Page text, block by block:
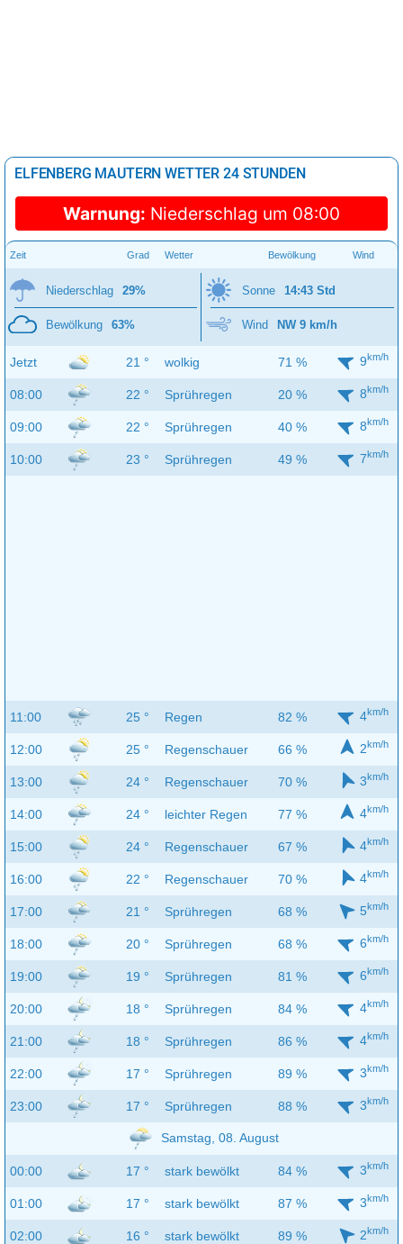
ELFENBERG MAUTERN WETTER 24 STUNDEN
Warnung: Niederschlag um 08:00
Zeit Grad Wetter Bewölkung Wind
Niederschlag 29%
Bewölkung 63%
Sonne 14:43 Std
Wind NW 9 km/h
Jetzt 21 ° wolkig 71 % 9km/h
08:00 22 ° Sprühregen 20 % 8km/h
09:00 22 ° Sprühregen 40 % 8km/h
10:00 23 ° Sprühregen 49 % 7km/h
11:00 25 ° Regen 82 % 4km/h
12:00 25 ° Regenschauer 66 % 2km/h
13:00 24 ° Regenschauer 70 % 3km/h
14:00 24 ° leichter Regen 77 % 4km/h
15:00 24 ° Regenschauer 67 % 4km/h
16:00 22 ° Regenschauer 70 % 4km/h
17:00 21 ° Sprühregen 68 % 5km/h
18:00 20 ° Sprühregen 68 % 6km/h
19:00 19 ° Sprühregen 81 % 6km/h
20:00 18 ° Sprühregen 84 % 4km/h
21:00 18 ° Sprühregen 86 % 4km/h
22:00 17 ° Sprühregen 89 % 3km/h
23:00 17 ° Sprühregen 88 % 3km/h
Samstag, 08. August
00:00 17 ° stark bewölkt 84 % 3km/h
01:00 17 ° stark bewölkt 87 % 3km/h
02:00 16 ° stark bewölkt 89 % 2km/h